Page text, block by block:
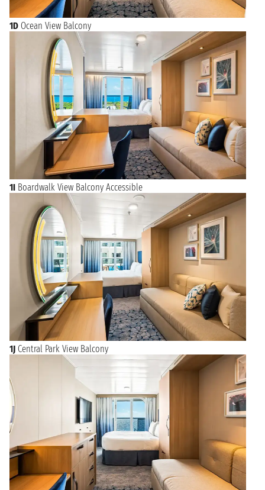
1D Ocean View Balcony
1I Boardwalk View Balcony Accessible
1J Central Park View Balcony